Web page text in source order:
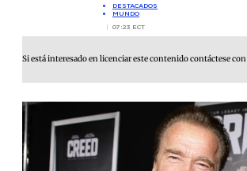
DESTACADOS
MUNDO
07:23 ECT
Si está interesado en licenciar este contenido contáctese con